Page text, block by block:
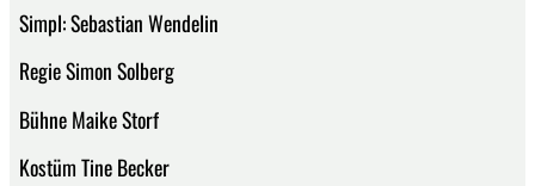
Simpl: Sebastian Wendelin
Regie Simon Solberg
Bühne Maike Storf
Kostüm Tine Becker